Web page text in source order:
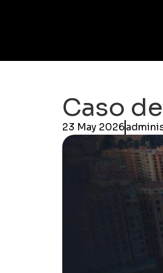
Caso
23 May 2026